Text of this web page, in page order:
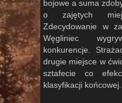
bojowe a suma
o zajętych
Zdecydowanie w
Węgliniec
konkurencje.
drugie miejsce w
sztafecie co
klasyfikacji końcowej.